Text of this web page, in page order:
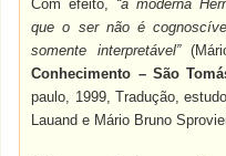
Com efeito, “a moderna
que o ser não é
somente interpretável”
Conhecimento – São
paulo, 1999, Tradução,
Lauand e Mário Bruno